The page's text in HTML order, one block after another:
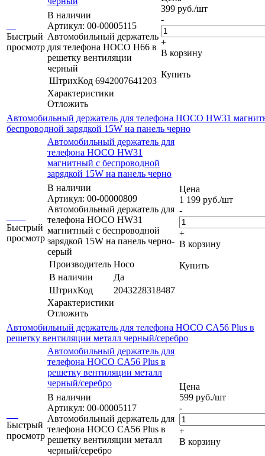
Быстрый
просмотр
В наличии
Артикул: 00-00005115
Автомобильный держатель
для телефона HOCO H66 в
решетку вентиляции
черный
ШтрихКод 6942007641203
Характеристики
Отложить
399 руб./шт
-
+
В корзину
Купить
Автомобильный держатель для телефона HOCO HW31
беспроводной зарядкой 15W на панель черно
Быстрый
просмотр
Автомобильный держатель для
телефона HOCO HW31
магнитный с беспроводной
зарядкой 15W на панель черно
В наличии
Артикул: 00-00000809
Автомобильный держатель для
телефона HOCO HW31
магнитный с беспроводной
зарядкой 15W на панель черно-
серый
Производитель Hoco
В наличии
Да
ШтрихКод
2043228318487
Характеристики
Отложить
Цена
1 199 руб./шт
-
+
В корзину
Купить
Автомобильный держатель для телефона HOCO CA56 Plus в
решетку вентиляции металл черный/серебро
Быстрый
просмотр
Автомобильный держатель для
телефона HOCO CA56 Plus в
решетку вентиляции металл
черный/серебро
В наличии
Артикул: 00-00005117
Автомобильный держатель для
телефона HOCO CA56 Plus в
решетку вентиляции металл
черный/серебро
Цена
599 руб./шт
-
+
В корзину